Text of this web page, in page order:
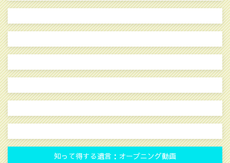
知って得する遺言：オープニング動画